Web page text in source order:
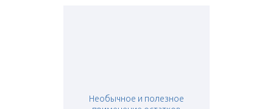
Необычное и полезное